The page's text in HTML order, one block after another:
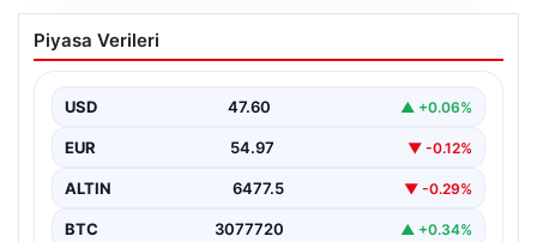
Enflasyon verileri ne zaman
açıklanacak? 2026 TÜİK mart ayı
Piyasa Verileri
USD 47.60 ▲ +0.06%
EUR 54.97 ▼ -0.12%
ALTIN 6477.5 ▼ -0.29%
BTC 3077720 ▲ +0.34%